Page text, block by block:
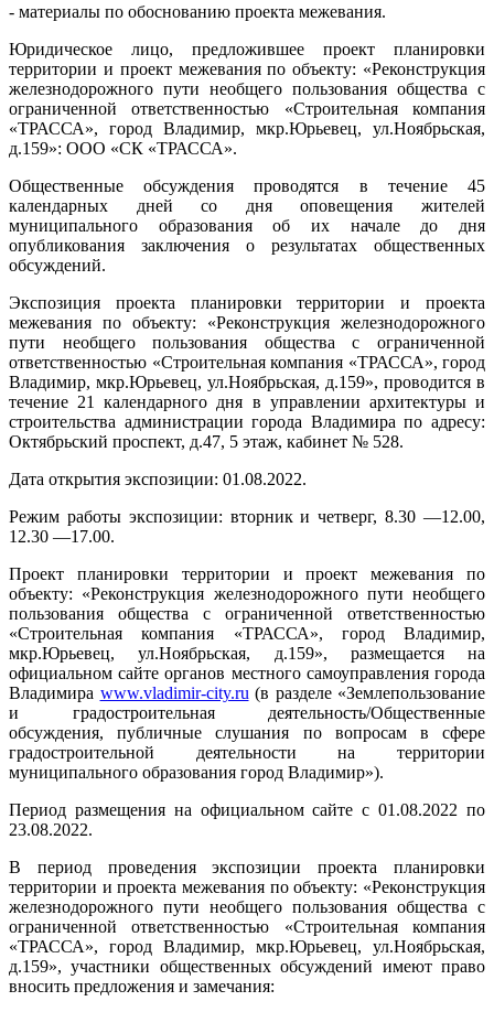
- материалы по обоснованию проекта межевания.
Юридическое лицо, предложившее проект планировки
территории и проект межевания по объекту: «Реконструкция
железнодорожного пути необщего пользования общества с
ограниченной ответственностью «Строительная компания
«ТРАССА», город Владимир, мкр.Юрьевец, ул.Ноябрьская,
д.159»: ООО «СК «ТРАССА».
Общественные обсуждения проводятся в течение 45
календарных дней со дня оповещения жителей
муниципального образования об их начале до дня
опубликования заключения о результатах общественных
обсуждений.
Экспозиция проекта планировки территории и проекта
межевания по объекту: «Реконструкция железнодорожного
пути необщего пользования общества с ограниченной
ответственностью «Строительная компания «ТРАССА», город
Владимир, мкр.Юрьевец, ул.Ноябрьская, д.159», проводится в
течение 21 календарного дня в управлении архитектуры и
строительства администрации города Владимира по адресу:
Октябрьский проспект, д.47, 5 этаж, кабинет № 528.
Дата открытия экспозиции: 01.08.2022.
Режим работы экспозиции: вторник и четверг, 8.30 —12.00,
12.30 —17.00.
Проект планировки территории и проект межевания по
объекту: «Реконструкция железнодорожного пути необщего
пользования общества с ограниченной ответственностью
«Строительная компания «ТРАССА», город Владимир,
мкр.Юрьевец, ул.Ноябрьская, д.159», размещается на
официальном сайте органов местного самоуправления города
Владимира www.vladimir-city.ru (в разделе «Землепользование
и градостроительная деятельность/Общественные
обсуждения, публичные слушания по вопросам в сфере
градостроительной деятельности на территории
муниципального образования город Владимир»).
Период размещения на официальном сайте с 01.08.2022 по
23.08.2022.
В период проведения экспозиции проекта планировки
территории и проекта межевания по объекту: «Реконструкция
железнодорожного пути необщего пользования общества с
ограниченной ответственностью «Строительная компания
«ТРАССА», город Владимир, мкр.Юрьевец, ул.Ноябрьская,
д.159», участники общественных обсуждений имеют право
вносить предложения и замечания: